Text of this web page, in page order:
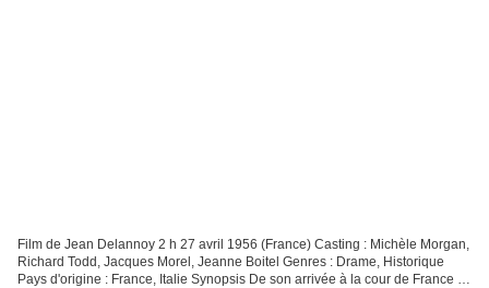
Film de Jean Delannoy 2 h 27 avril 1956 (France) Casting : Michèle Morgan,
Richard Todd, Jacques Morel, Jeanne Boitel Genres : Drame, Historique
Pays d'origine : France, Italie Synopsis De son arrivée à la cour de France à